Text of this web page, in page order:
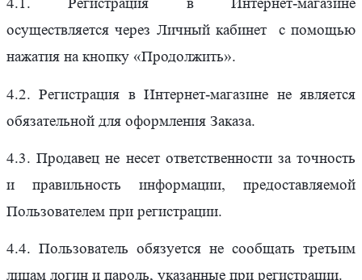
4.1. Регистрация в Интернет-магазине
осуществляется через Личный кабинет с помощью
нажатия на кнопку «Продолжить».
4.2. Регистрация в Интернет-магазине не является
обязательной для оформления Заказа.
4.3. Продавец не несет ответственности за точность
и правильность информации, предоставляемой
Пользователем при регистрации.
4.4. Пользователь обязуется не сообщать третьим
лицам логин и пароль, указанные при регистрации.